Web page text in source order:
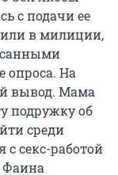
с подачи ее
в милиции,
опроса. На
вывод. Мама
подружку об
среди
с секс-работой
Фаина